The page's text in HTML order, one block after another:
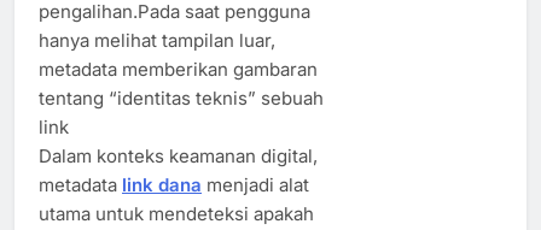
pengalihan.Pada saat pengguna
hanya melihat tampilan luar,
metadata memberikan gambaran
tentang “identitas teknis” sebuah
link
Dalam konteks keamanan digital,
metadata link dana menjadi alat
utama untuk mendeteksi apakah